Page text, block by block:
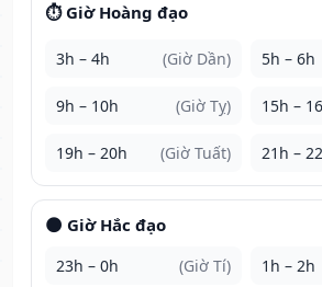
⏱️ Giờ Hoàng đạo
3h – 4h (Giờ Dần) 5h – 6h
9h – 10h (Giờ Tỵ) 15h –
19h – 20h (Giờ Tuất) 21h –
🌑 Giờ Hắc đạo
23h – 0h (Giờ Tí) 1h – 2h